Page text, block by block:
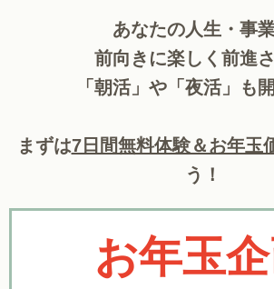
あなたの人生・事
前向きに楽しく前進
「朝活」や「夜活」も
まずは7日間無料体験＆お年玉
う！
お年玉